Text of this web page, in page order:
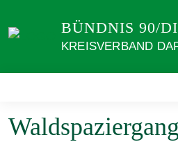
zum
BÜNDNIS 90/
KREISVERBAND